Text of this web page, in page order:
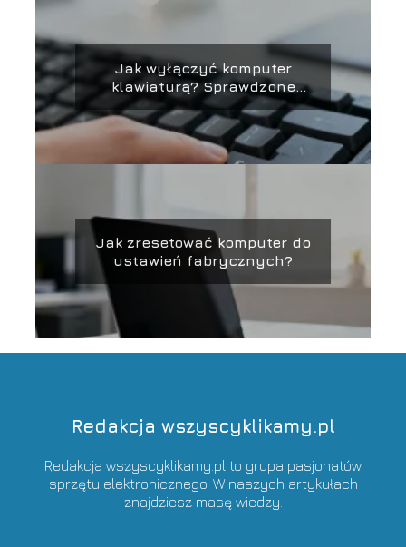
Jak wyłączyć komputer
klawiaturą? Sprawdzone
sposoby
Jak zresetować komputer do
ustawień fabrycznych?
Redakcja wszyscyklikamy.pl
Redakcja wszyscyklikamy.pl to grupa pasjonatów
sprzętu elektronicznego. W naszych artykułach
znajdziesz masę wiedzy.